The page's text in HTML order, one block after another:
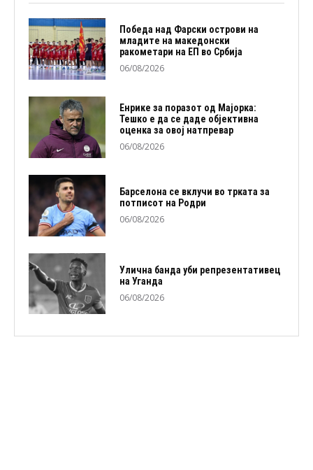
Победа над Фарски острови на
младите на македонски
ракометари на ЕП во Србија
06/08/2026
Енрике за поразот од Мајорка:
Тешко е да се даде објективна
оценка за овој натпревар
06/08/2026
Барселона се вклучи во трката за
потписот на Родри
06/08/2026
Улична банда уби репрезентативец
на Уганда
06/08/2026